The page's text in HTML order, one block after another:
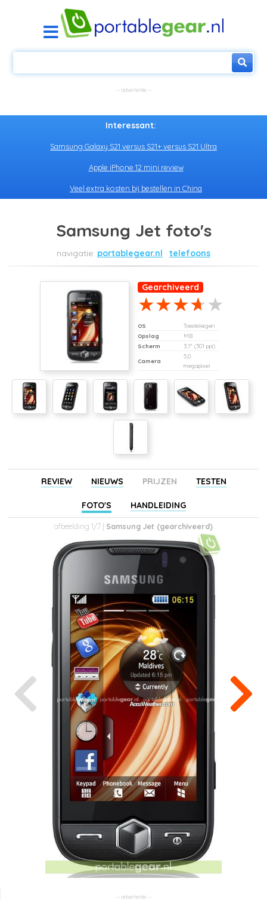
Interessant:
Samsung Galaxy S21 versus S21+ versus S21 Ultra
Apple iPhone 12 mini review
Veel extra kosten bij bestellen in China
Samsung Jet foto's
portablegear.nl telefoons
Gearchiveerd
OS
Toesteleigen
Opslag
MB
Scherm
3,1" (301 ppi)
Camera
5,0
megapixel
REVIEW NIEUWS PRIJZEN TESTEN
FOTO'S HANDLEIDING
afbeelding 1/7 | Samsung Jet (gearchiveerd)